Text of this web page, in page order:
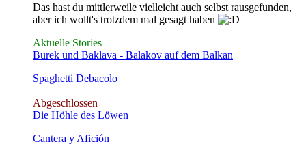
Das hast du mittlerweile vielleicht auch selbst rausgefunden,
aber ich wollt's trotzdem mal gesagt haben
Aktuelle Stories
Burek und Baklava - Balakov auf dem Balkan
Spaghetti Debacolo
Abgeschlossen
Die Höhle des Löwen
Cantera y Afición